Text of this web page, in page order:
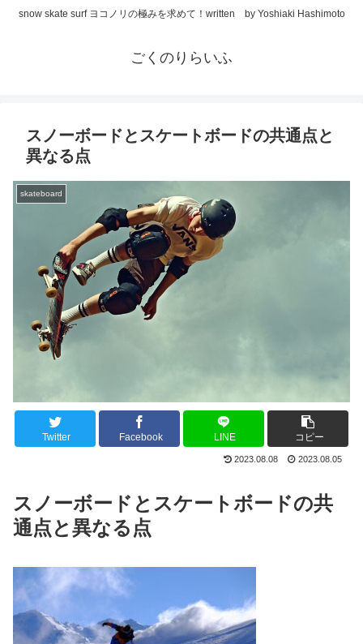
snow skate surf ヨコノリの極みを求めて！written by Yoshiaki Hashimoto
ごくのりらいふ
スノーボードとスケートボードの共通点と
異なる点
skateboard
Twitter Facebook LINE コピー
2023.08.08 2023.08.05
スノーボードとスケートボードの共
通点と異なる点